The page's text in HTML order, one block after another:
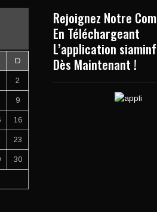
D
2
9
16
23
30
Rejoignez Notre
En Téléchargeant
L’application
Dès Maintenant !